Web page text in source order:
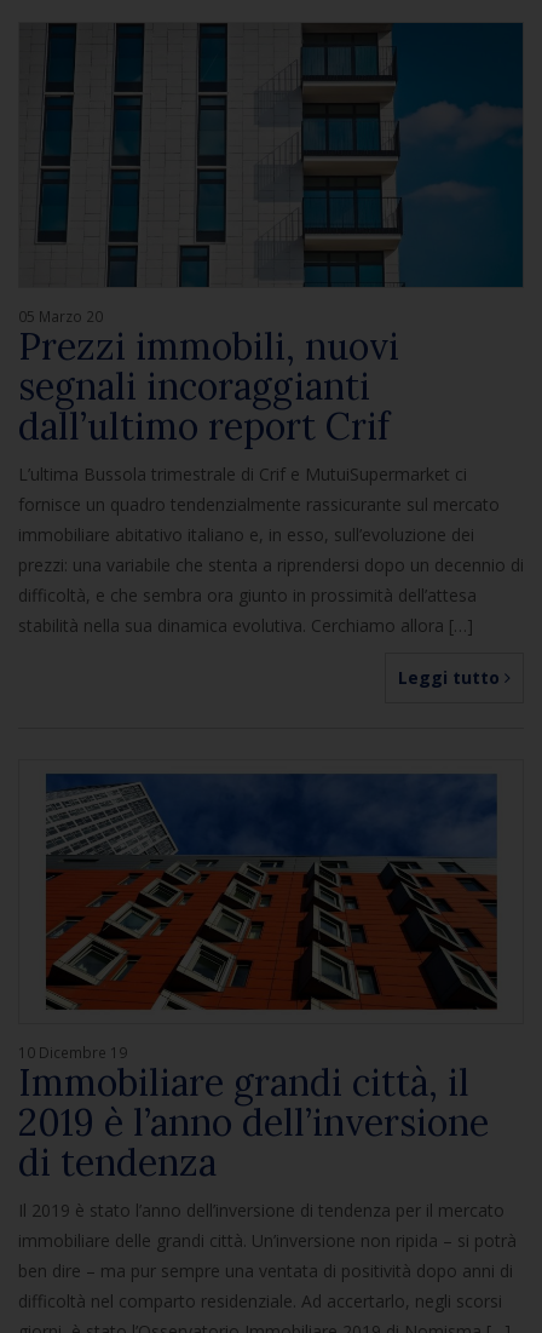
05 Marzo 20
Prezzi immobili, nuovi
segnali incoraggianti
dall’ultimo report Crif
L’ultima Bussola trimestrale di Crif e MutuiSupermarket ci
fornisce un quadro tendenzialmente rassicurante sul mercato
immobiliare abitativo italiano e, in esso, sull’evoluzione dei
prezzi: una variabile che stenta a riprendersi dopo un decennio di
difficoltà, e che sembra ora giunto in prossimità dell’attesa
stabilità nella sua dinamica evolutiva. Cerchiamo allora […]
Leggi tutto
10 Dicembre 19
Immobiliare grandi città, il
2019 è l’anno dell’inversione
di tendenza
Il 2019 è stato l’anno dell’inversione di tendenza per il mercato
immobiliare delle grandi città. Un’inversione non ripida – si potrà
ben dire – ma pur sempre una ventata di positività dopo anni di
difficoltà nel comparto residenziale. Ad accertarlo, negli scorsi